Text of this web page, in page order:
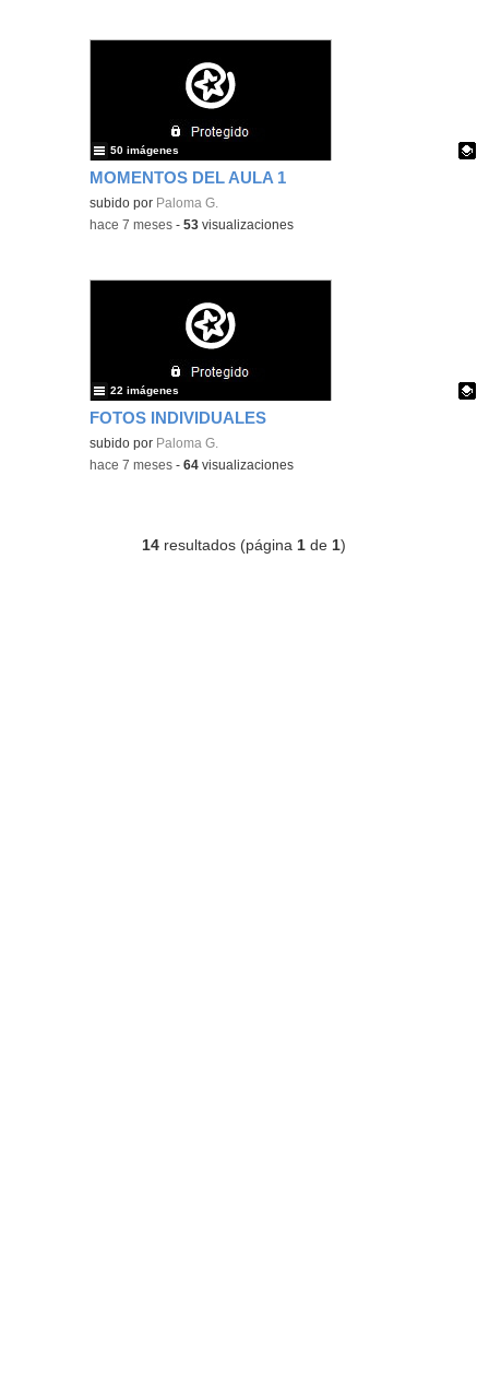
MOMENTOS DEL AULA 1
Contenido educativo.
subido por Paloma G.
50 imágenes
-hace 7 meses -53 visualizaciones
FOTOS INDIVIDUALES
Contenido educativo.
subido por Paloma G.
22 imágenes
-hace 7 meses -64 visualizaciones
14 resultados (página 1 de 1)